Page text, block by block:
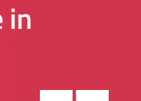
in